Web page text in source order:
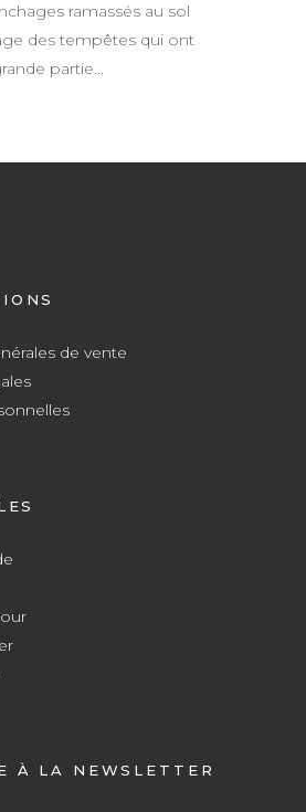
ramassés au sol
des tempêtes qui ont
partie...
de vente
À LA NEWSLETTER